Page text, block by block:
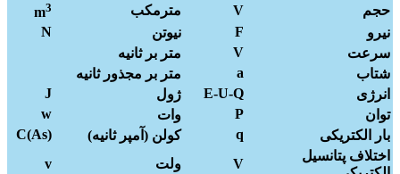
حجم V مترمکب m3
نیرو F نیوتن
N
سرعت
V
متر بر ثانیه
شتاب
a
متر بر مجذور ثانیه
انرژی
E-U-Q ژول
J
توان
P وات
w
بار الکتریکی
q کولن (آمپر ثانیه)
C(As)
اختلاف پتانسیل
V ولت v